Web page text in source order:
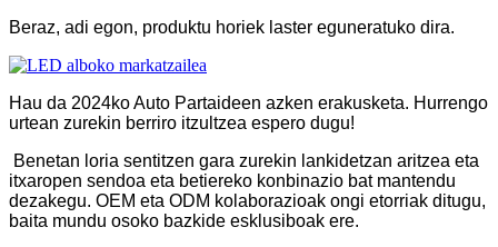
Beraz, adi egon, produktu horiek laster eguneratuko dira.
Hau da 2024ko Auto Partaideen azken erakusketa. Hurrengo
urtean zurekin berriro itzultzea espero dugu!
Benetan loria sentitzen gara zurekin lankidetzan aritzea eta
itxaropen sendoa eta betiereko konbinazio bat mantendu
dezakegu. OEM eta ODM kolaborazioak ongi etorriak ditugu,
baita mundu osoko bazkide esklusiboak ere.